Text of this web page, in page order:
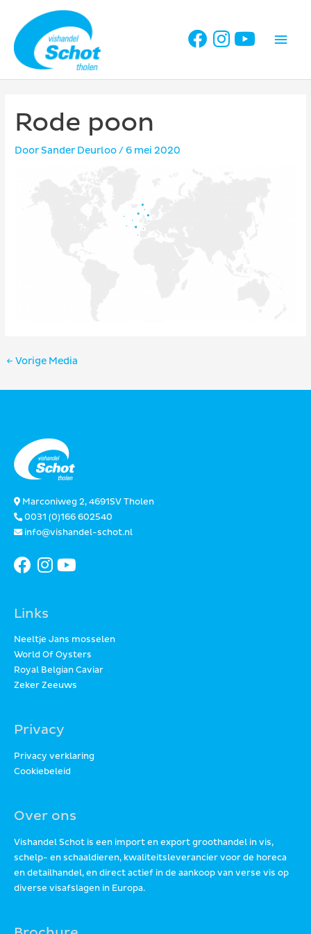
inhoud
Rode poon
DoorSander Deurloo/6 mei 2020
Bericht
← Vorige Media
Marconiweg 2, 4691SV Tholen
0031 (0)166 602540
info@vishandel-schot.nl
Links
Neeltje Jans mosselen
World Of Oysters
Royal Belgian Caviar
Zeker Zeeuws
Privacy
Privacy verklaring
Cookiebeleid
Over ons
Vishandel Schot is een import en export groothandel in vis,
schelp- en schaaldieren, kwaliteitsleverancier voor de horeca
en detailhandel, en direct actief in de aankoop van verse vis op
diverse visafslagen in Europa.